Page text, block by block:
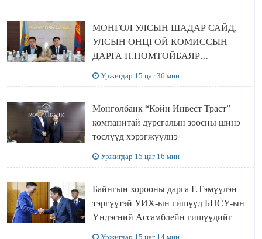
МОНГОЛ УЛСЫН ШАДАР САЙД,
УЛСЫН ОНЦГОЙ КОМИССЫН
ДАРГА Н.НОМТОЙБАЯР
Уржигдар 15 цаг 36 мин
Монголбанк “Койн Инвест Траст”
компанитай дурсгалын зоосны шинэ
төслүүд хэрэгжүүлнэ
Уржигдар 15 цаг 16 мин
Байнгын хорооны дарга Г.Тэмүүлэн
тэргүүтэй УИХ-ын гишүүд БНСУ-ын
Үндэсний Ассамблейн гишүүдийг
Уржигдар 15 цаг 14 мин